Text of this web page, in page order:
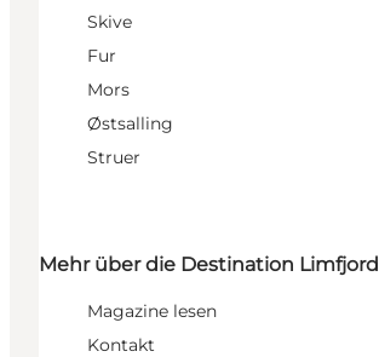
Skive
Fur
Mors
Østsalling
Struer
Mehr über die Destination Limfjord
Magazine lesen
Kontakt